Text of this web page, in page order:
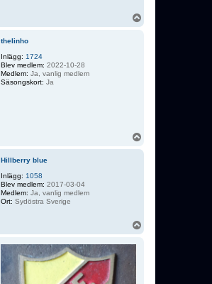
thelinho
Inlägg: 1724
Blev medlem: 2022-10-28
Medlem: Ja, vanlig medlem
Säsongskort: Ja
Hillberry blue
Inlägg: 1058
Blev medlem: 2017-03-04
Medlem: Ja, vanlig medlem
Ort: Sydöstra Sverige